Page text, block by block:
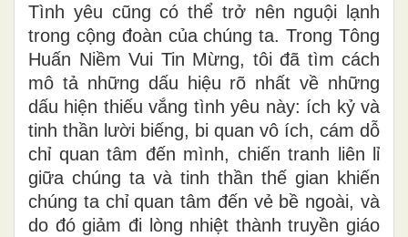
Tình yêu cũng có thể trở nên nguội lạnh
trong cộng đoàn của chúng ta. Trong Tông
Huấn Niềm Vui Tin Mừng, tôi đã tìm cách
mô tả những dấu hiệu rõ nhất về những
dấu hiện thiếu vắng tình yêu này: ích kỷ và
tinh thần lười biếng, bi quan vô ích, cám dỗ
chỉ quan tâm đến mình, chiến tranh liên lỉ
giữa chúng ta và tinh thần thế gian khiến
chúng ta chỉ quan tâm đến vẻ bề ngoài, và
do đó giảm đi lòng nhiệt thành truyền giáo